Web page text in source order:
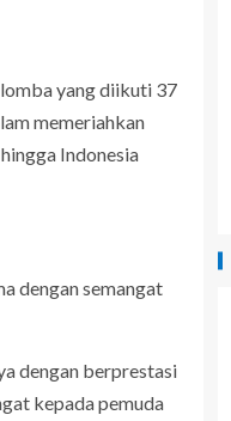
yang diikuti 37
memeriahkan
Indonesia
dengan semangat
dengan berprestasi
kepada pemuda